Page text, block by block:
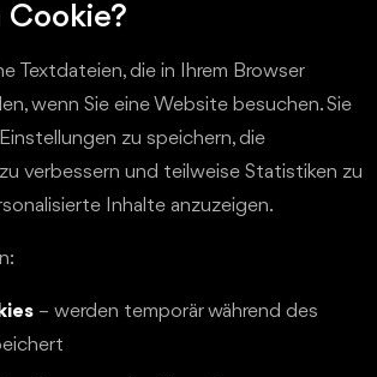
Cookie?
Textdateien, die in Ihrem Browser
wenn Sie eine Website besuchen. Sie
zu speichern, die
verbessern und teilweise Statistiken zu
Inhalte anzuzeigen.
– werden temporär während des